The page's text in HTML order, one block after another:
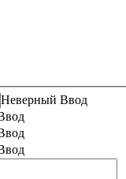
Неверный Ввод